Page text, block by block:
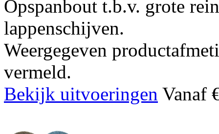
Opspanbout t.b.v. grote
lappenschijven.
Weergegeven
vermeld.
Bekijk uitvoeringen Vanaf